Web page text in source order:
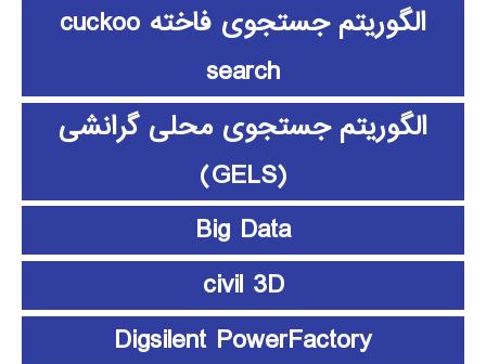
الگوریتم جستجوی فاخته cuckoo
search
الگوریتم جستجوی محلی گرانشی
(GELS)
Big Data
civil 3D
Digsilent PowerFactory